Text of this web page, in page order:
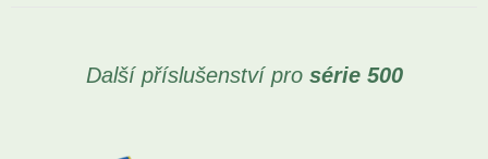
Další příslušenství pro série 500